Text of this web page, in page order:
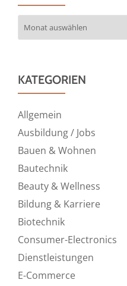
KATEGORIEN
Allgemein
Ausbildung / Jobs
Bauen & Wohnen
Bautechnik
Beauty & Wellness
Bildung & Karriere
Biotechnik
Consumer-Electronics
Dienstleistungen
E-Commerce